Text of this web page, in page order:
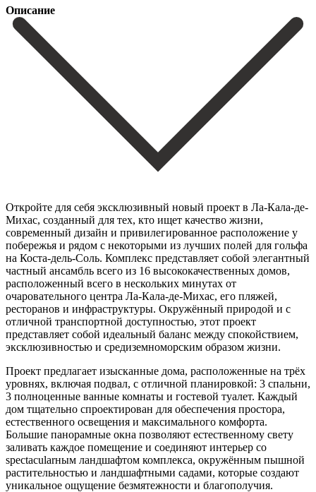
Описание
Откройте для себя эксклюзивный новый проект в Ла-Кала-де-
Михас, созданный для тех, кто ищет качество жизни,
современный дизайн и привилегированное расположение у
побережья и рядом с некоторыми из лучших полей для гольфа
на Коста-дель-Соль. Комплекс представляет собой элегантный
частный ансамбль всего из 16 высококачественных домов,
расположенный всего в нескольких минутах от
очаровательного центра Ла-Кала-де-Михас, его пляжей,
ресторанов и инфраструктуры. Окружённый природой и с
отличной транспортной доступностью, этот проект
представляет собой идеальный баланс между спокойствием,
эксклюзивностью и средиземноморским образом жизни.
Проект предлагает изысканные дома, расположенные на трёх
уровнях, включая подвал, с отличной планировкой: 3 спальни,
3 полноценные ванные комнаты и гостевой туалет. Каждый
дом тщательно спроектирован для обеспечения простора,
естественного освещения и максимального комфорта.
Большие панорамные окна позволяют естественному свету
заливать каждое помещение и соединяют интерьер со
spectacularным ландшафтом комплекса, окружённым пышной
растительностью и ландшафтными садами, которые создают
уникальное ощущение безмятежности и благополучия.